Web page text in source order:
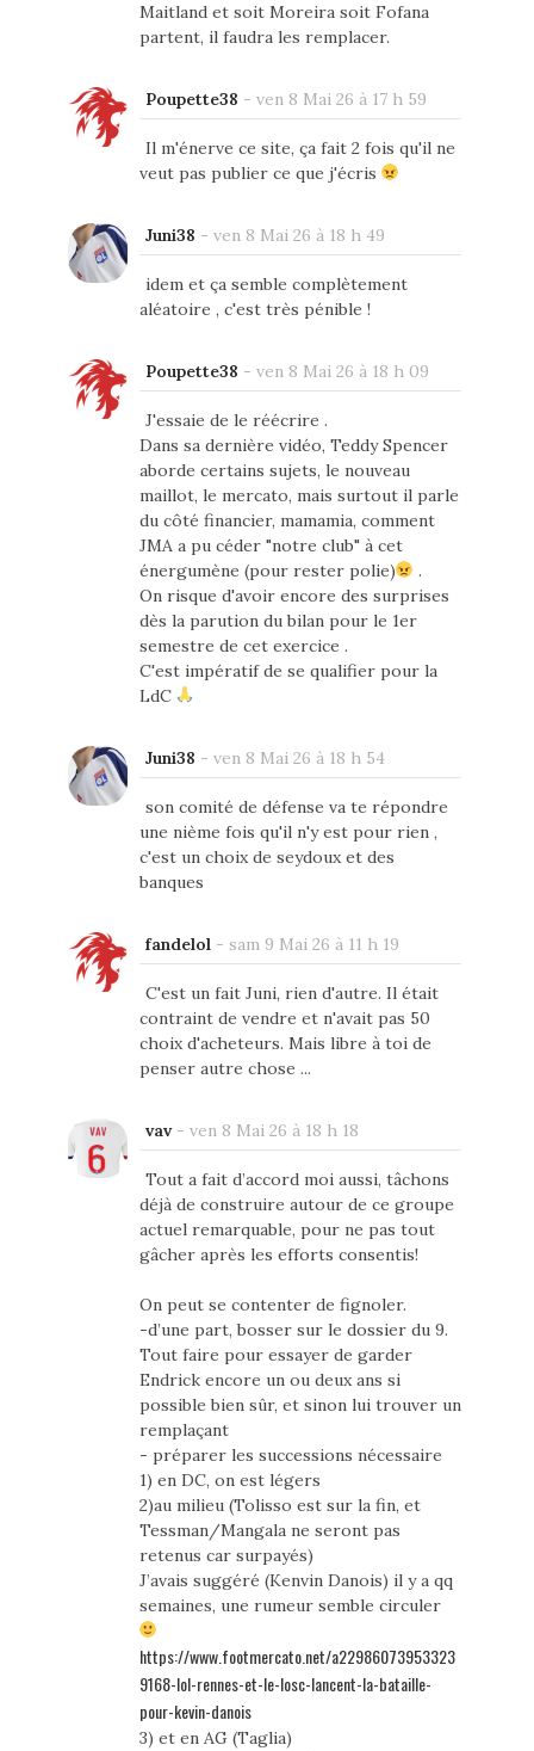
Maitland et soit Moreira soit Fofana
partent, il faudra les remplacer.
Poupette38 - ven 8 Mai 26 à 17 h 59
Il m'énerve ce site, ça fait 2 fois qu'il ne
veut pas publier ce que j'écris
Juni38 - ven 8 Mai 26 à 18 h 49
idem et ça semble complètement
aléatoire , c'est très pénible !
Poupette38 - ven 8 Mai 26 à 18 h 09
J'essaie de le réécrire .
Dans sa dernière vidéo, Teddy Spencer
aborde certains sujets, le nouveau
maillot, le mercato, mais surtout il parle
du côté financier, mamamia, comment
JMA a pu céder "notre club" à cet
énergumène (pour rester polie)
.
On risque d'avoir encore des surprises
dès la parution du bilan pour le 1er
semestre de cet exercice .
C'est impératif de se qualifier pour la
LdC
Juni38 - ven 8 Mai 26 à 18 h 54
son comité de défense va te répondre
une nième fois qu'il n'y est pour rien ,
c'est un choix de seydoux et des
banques
fandelol- sam 9 Mai 26 à 11 h 19
C'est un fait Juni, rien d'autre. Il était
contraint de vendre et n'avait pas 50
choix d'acheteurs. Mais libre à toi de
penser autre chose ...
vav- ven 8 Mai 26 à 18 h 18
Tout a fait d’accord moi aussi, tâchons
déjà de construire autour de ce groupe
actuel remarquable, pour ne pas tout
gâcher après les efforts consentis!
On peut se contenter de fignoler.
-d’une part, bosser sur le dossier du 9.
Tout faire pour essayer de garder
Endrick encore un ou deux ans si
possible bien sûr, et sinon lui trouver un
remplaçant
- préparer les successions nécessaire
1) en DC, on est légers
2)au milieu (Tolisso est sur la fin, et
Tessman/Mangala ne seront pas
retenus car surpayés)
J’avais suggéré (Kenvin Danois) il y a qq
semaines, une rumeur semble circuler
https://www.footmercato.net/a22986073953323
9168-lol-rennes-et-le-losc-lancent-la-bataille-
pour-kevin-danois
3) et en AG (Taglia)